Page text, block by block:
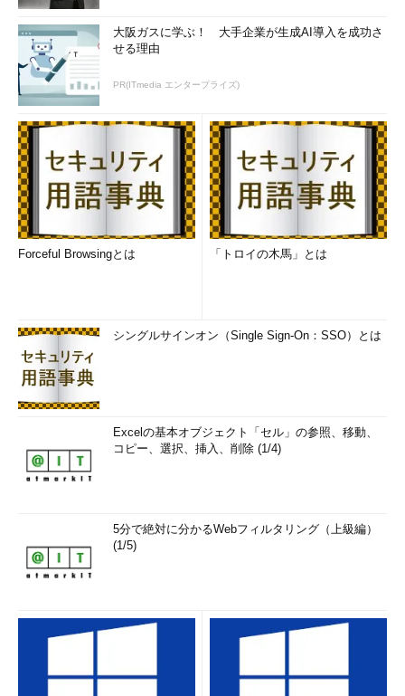
大阪ガスに学ぶ！ 大手企業が生成AI導入を成功さ
せる理由
PR(ITmedia エンタープライズ)
Forceful Browsingとは 「トロイの木馬」とは
シングルサインオン（Single Sign-On：SSO）とは
Excelの基本オブジェクト「セル」の参照、移動、
コピー、選択、挿入、削除 (1/4)
5分で絶対に分かるWebフィルタリング（上級編）
(1/5)